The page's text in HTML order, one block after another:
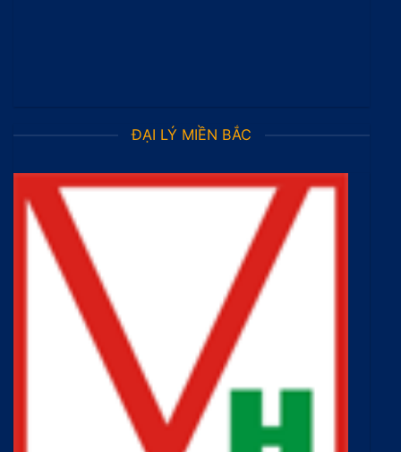
ĐẠI LÝ MIỀN BẮC